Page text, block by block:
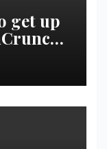
get up